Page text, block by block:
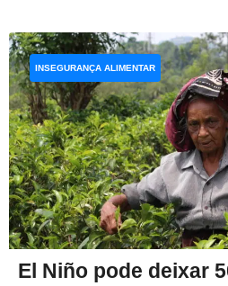
El Niño pode deixar
INSEGURANÇA ALIMENTAR